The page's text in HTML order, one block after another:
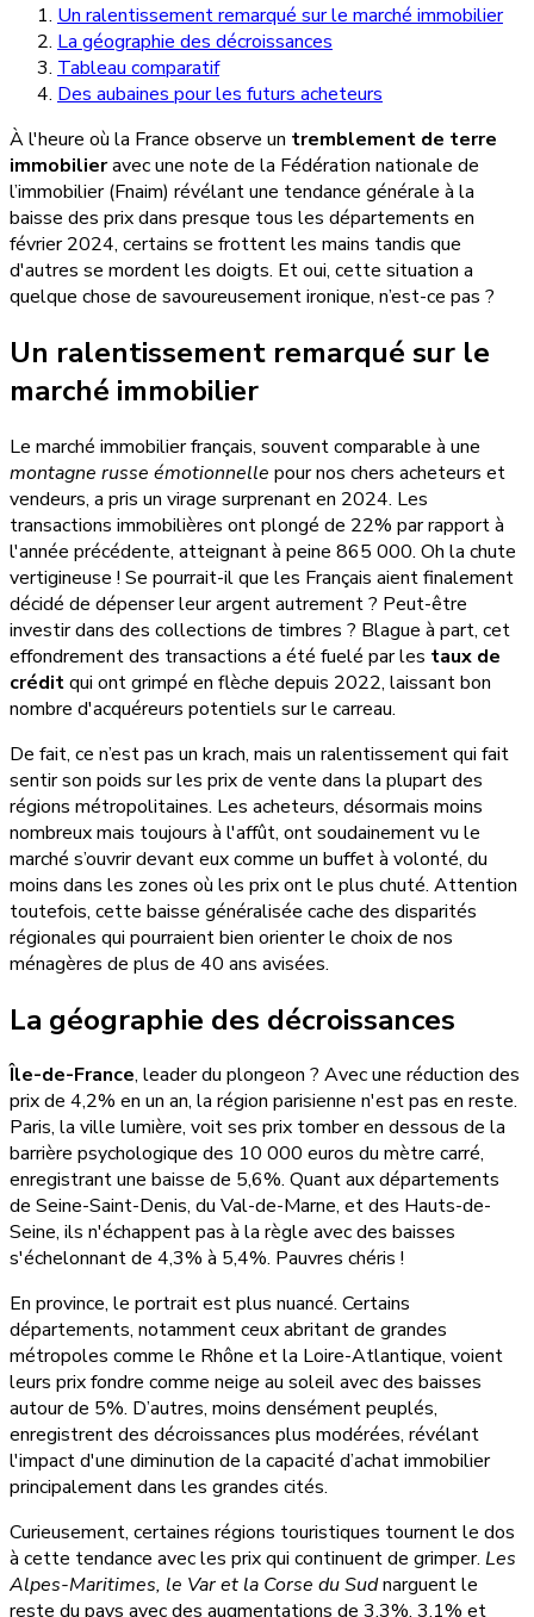
Un ralentissement remarqué sur le marché immobilier
La géographie des décroissances
Tableau comparatif
Des aubaines pour les futurs acheteurs
À l'heure où la France observe un tremblement de terre
immobilieravec une note de la Fédération nationale de
l’immobilier (Fnaim) révélant une tendance générale à la
baisse des prix dans presque tous les départements en
février 2024, certains se frottent les mains tandis que
d'autres se mordent les doigts. Et oui, cette situation a
quelque chose de savoureusement ironique, n’est-ce pas ?
Un ralentissement remarqué sur le
marché immobilier
Le marché immobilier français, souvent comparable à une
montagne russe émotionnelle pour nos chers acheteurs et
vendeurs, a pris un virage surprenant en 2024. Les
transactions immobilières ont plongé de 22% par rapport à
l'année précédente, atteignant à peine 865 000. Oh la chute
vertigineuse ! Se pourrait-il que les Français aient finalement
décidé de dépenser leur argent autrement ? Peut-être
investir dans des collections de timbres ? Blague à part, cet
effondrement des transactions a été fuelé par les taux de
créditqui ont grimpé en flèche depuis 2022, laissant bon
nombre d'acquéreurs potentiels sur le carreau.
De fait, ce n’est pas un krach, mais un ralentissement qui fait
sentir son poids sur les prix de vente dans la plupart des
régions métropolitaines. Les acheteurs, désormais moins
nombreux mais toujours à l'affût, ont soudainement vu le
marché s’ouvrir devant eux comme un buffet à volonté, du
moins dans les zones où les prix ont le plus chuté. Attention
toutefois, cette baisse généralisée cache des disparités
régionales qui pourraient bien orienter le choix de nos
ménagères de plus de 40 ans avisées.
La géographie des décroissances
Île-de-France, leader du plongeon ? Avec une réduction des
prix de 4,2% en un an, la région parisienne n'est pas en reste.
Paris, la ville lumière, voit ses prix tomber en dessous de la
barrière psychologique des 10 000 euros du mètre carré,
enregistrant une baisse de 5,6%. Quant aux départements
de Seine-Saint-Denis, du Val-de-Marne, et des Hauts-de-
Seine, ils n'échappent pas à la règle avec des baisses
s'échelonnant de 4,3% à 5,4%. Pauvres chéris !
En province, le portrait est plus nuancé. Certains
départements, notamment ceux abritant de grandes
métropoles comme le Rhône et la Loire-Atlantique, voient
leurs prix fondre comme neige au soleil avec des baisses
autour de 5%. D’autres, moins densément peuplés,
enregistrent des décroissances plus modérées, révélant
l'impact d'une diminution de la capacité d’achat immobilier
principalement dans les grandes cités.
Curieusement, certaines régions touristiques tournent le dos
à cette tendance avec les prix qui continuent de grimper. Les
Alpes-Maritimes, le Var et la Corse du Sudnarguent le
reste du pays avec des augmentations de 3,3%, 3,1% et